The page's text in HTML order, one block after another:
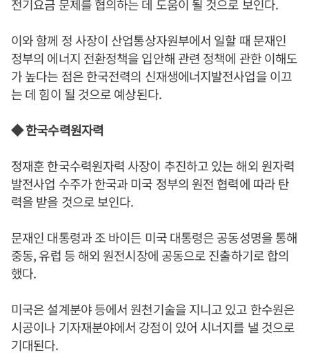
전기요금 문제를 협의하는 데 도움이 될 것으로 보인다.
이와 함께 정 사장이 산업통상자원부에서 일할 때 문재인
정부의 에너지 전환정책을 입안해 관련 정책에 관한 이해도
가 높다는 점은 한국전력의 신재생에너지발전사업을 이끄
는 데 힘이 될 것으로 예상된다.
◆ 한국수력원자력
정재훈 한국수력원자력 사장이 추진하고 있는 해외 원자력
발전사업 수주가 한국과 미국 정부의 원전 협력에 따라 탄
력을 받을 것으로 보인다.
문재인 대통령과 조 바이든 미국 대통령은 공동성명을 통해
중동, 유럽 등 해외 원전시장에 공동으로 진출하기로 합의
했다.
미국은 설계분야 등에서 원천기술을 지니고 있고 한수원은
시공이나 기자재분야에서 강점이 있어 시너지를 낼 것으로
기대된다.